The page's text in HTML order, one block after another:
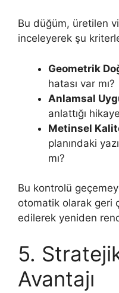
Bu düğüm, üretilen
inceleyerek şu
Geometrik
hatası var mı?
Anlamsal
anlattığı
Metinsel
planındaki
mı?
Bu kontrolü
otomatik olarak geri
edilerek yeniden
5.
Avantajı